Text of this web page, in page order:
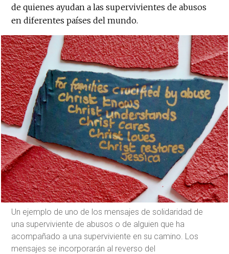
de quienes ayudan a las supervivientes de abusos
en diferentes países del mundo.
Un ejemplo de uno de los mensajes de solidaridad de
una superviviente de abusos o de alguien que ha
acompañado a una superviviente en su camino. Los
mensajes se incorporarán al reverso del